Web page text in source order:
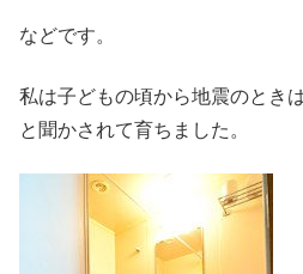
などです。
私は子どもの頃から地震のとき
と聞かされて育ちました。